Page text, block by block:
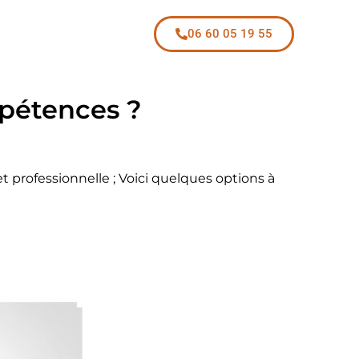
06 60 05 19 55
?
; Voici quelques options à